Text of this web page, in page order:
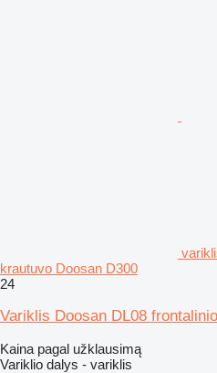
krautuvo Doosan D300
24
Variklis Doosan DL08
Kaina pagal užklausimą
Variklio dalys - variklis